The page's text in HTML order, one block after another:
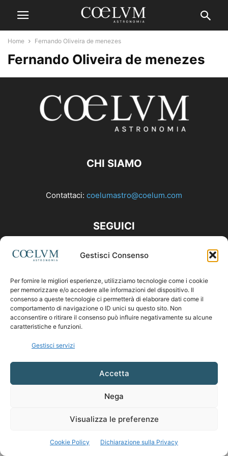
Gestisci Consenso
Per fornire le migliori esperienze, utilizziamo tecnologie come i cookie
per memorizzare e/o accedere alle informazioni del dispositivo. Il
consenso a queste tecnologie ci permetterà di elaborare dati come il
comportamento di navigazione o ID unici su questo sito. Non
acconsentire o ritirare il consenso può influire negativamente su alcune
caratteristiche e funzioni.
Gestisci servizi
Accetta
Nega
Visualizza le preferenze
Cookie Policy Dichiarazione sulla Privacy
Home Fernando Oliveira de menezes
Fernando Oliveira de menezes
CHI SIAMO
Contattaci: coelumastro@coelum.com
SEGUICI